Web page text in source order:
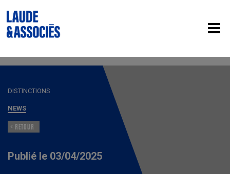
DISTINCTIONS
NEWS
< RETOUR
Publié le 03/04/2025